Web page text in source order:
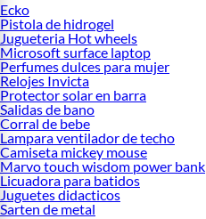
Ecko
Pistola de hidrogel
Jugueteria Hot wheels
Microsoft surface laptop
Perfumes dulces para mujer
Relojes Invicta
Protector solar en barra
Salidas de bano
Corral de bebe
Lampara ventilador de techo
Camiseta mickey mouse
Marvo touch wisdom power bank
Licuadora para batidos
Juguetes didacticos
Sarten de metal